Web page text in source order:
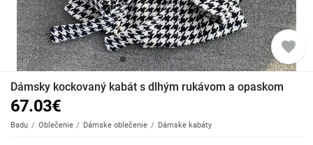
favorite
Dámsky kockovaný kabát s dlhým rukávom a opaskom
67.03€
Badu Oblečenie Dámske oblečenie Dámske kabáty